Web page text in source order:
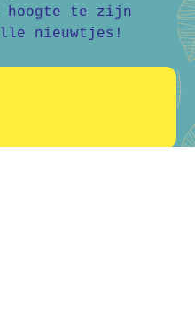
hoogte te zijn
nieuwtjes!